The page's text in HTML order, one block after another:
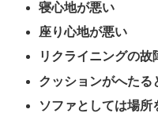
寝心地が悪い
座り心地が悪い
リクライニングの故
クッションがへたる
ソファとしては場所